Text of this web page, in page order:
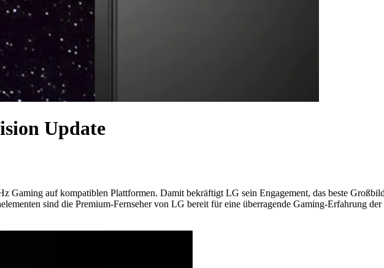
Update
Gaming auf kompatiblen Plattformen. Damit bekräftigt LG sein Engagement, das beste
sind die Premium-Fernseher von LG bereit für eine überragende Gaming-Erfahrung der